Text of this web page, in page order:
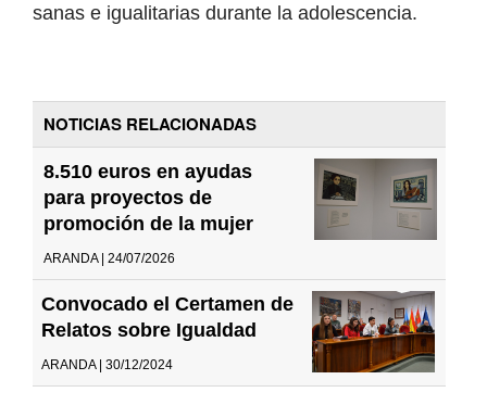
sanas e igualitarias durante la adolescencia.
NOTICIAS RELACIONADAS
8.510 euros en ayudas
para proyectos de
promoción de la mujer
ARANDA | 24/07/2026
Convocado el Certamen de
Relatos sobre Igualdad
ARANDA | 30/12/2024